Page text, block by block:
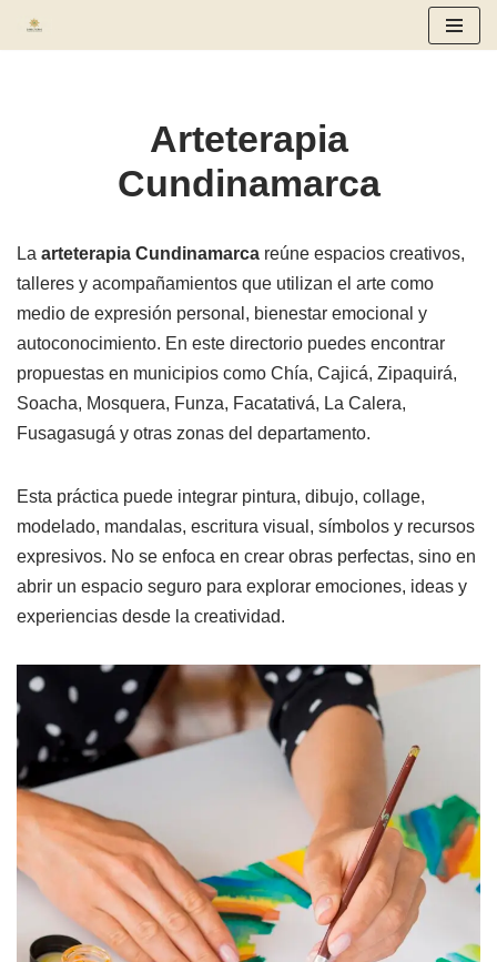
Arteterapia
Cundinamarca
La arteterapia Cundinamarca reúne espacios creativos,
talleres y acompañamientos que utilizan el arte como
medio de expresión personal, bienestar emocional y
autoconocimiento. En este directorio puedes encontrar
propuestas en municipios como Chía, Cajicá, Zipaquirá,
Soacha, Mosquera, Funza, Facatativá, La Calera,
Fusagasugá y otras zonas del departamento.
Esta práctica puede integrar pintura, dibujo, collage,
modelado, mandalas, escritura visual, símbolos y recursos
expresivos. No se enfoca en crear obras perfectas, sino en
abrir un espacio seguro para explorar emociones, ideas y
experiencias desde la creatividad.